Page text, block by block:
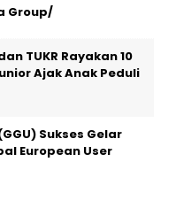
Group/
TUKR Rayakan 10
Ajak Anak Peduli
Sukses Gelar
European User